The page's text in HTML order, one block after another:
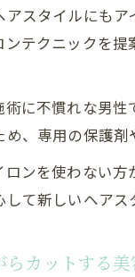
スタイルにも
ンテクニックを
術に不慣れな男
、専用の保護
ロンを使わない
て新しいヘアス
らカットする